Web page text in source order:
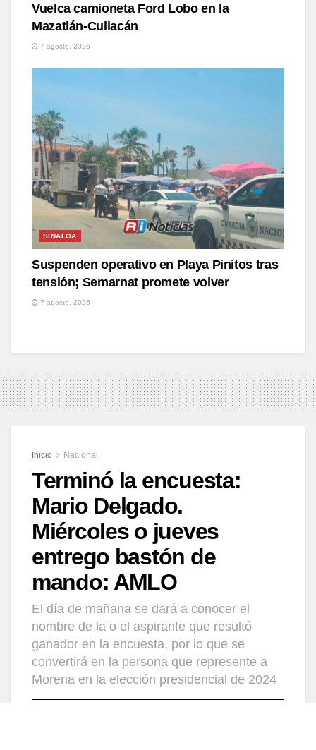
Vuelca camioneta Ford Lobo en la
Mazatlán-Culiacán
7 agosto, 2026
SINALOA
Suspenden operativo en Playa Pinitos tras
tensión; Semarnat promete volver
7 agosto, 2026
Inicio Nacional
Terminó la encuesta:
Mario Delgado.
Miércoles o jueves
entrego bastón de
mando: AMLO
El día de mañana se dará a conocer el
nombre de la o el aspirante que resultó
ganador en la encuesta, por lo que se
convertirá en la persona que represente a
Morena en la elección presidencial de 2024